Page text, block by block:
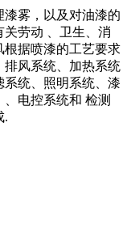
雾，以及对油漆的
劳动 、卫生、消
根据喷漆的工艺要求
排风系统、加热系统
系统、照明系统、漆
电控系统和 检测
.